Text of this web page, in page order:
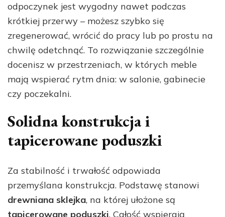
odpoczynek jest wygodny nawet podczas
krótkiej przerwy – możesz szybko się
zregenerować, wrócić do pracy lub po prostu na
chwilę odetchnąć. To rozwiązanie szczególnie
docenisz w przestrzeniach, w których meble
mają wspierać rytm dnia: w salonie, gabinecie
czy poczekalni.
Solidna konstrukcja i
tapicerowane poduszki
Za stabilność i trwałość odpowiada
przemyślana konstrukcja. Podstawę stanowi
drewniana sklejka, na której ułożone są
tapicerowane poduszki. Całość wspierają